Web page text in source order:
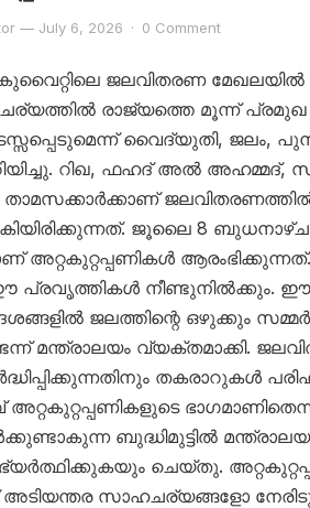
— July 6, 2026 · 0 Comment
കുവൈറ്റിലെ ജലവിതരണ
രാജ്യത്തെ മൂന്ന്
വൈദ്യുതി,
റിഖ, ഫഹദ് അൽ അഹമ്മദ്,
താമസക്കാർക്കാണ്
ജൂലൈ 8
അറ്റകുറ്റപ്പണികൾ
പ്രവൃത്തികൾ നീണ്ടുനിൽക്കും. ഈ
ജലത്തിന്റെ ഒഴുക്കും
മന്ത്രാലയം വ്യക്തമാക്കി.
തകരാറുകൾ
ബുദ്ധിമുട്ടിൽ
ചെയ്തു.
അടിയന്തര സാഹചര്യങ്ങളോ